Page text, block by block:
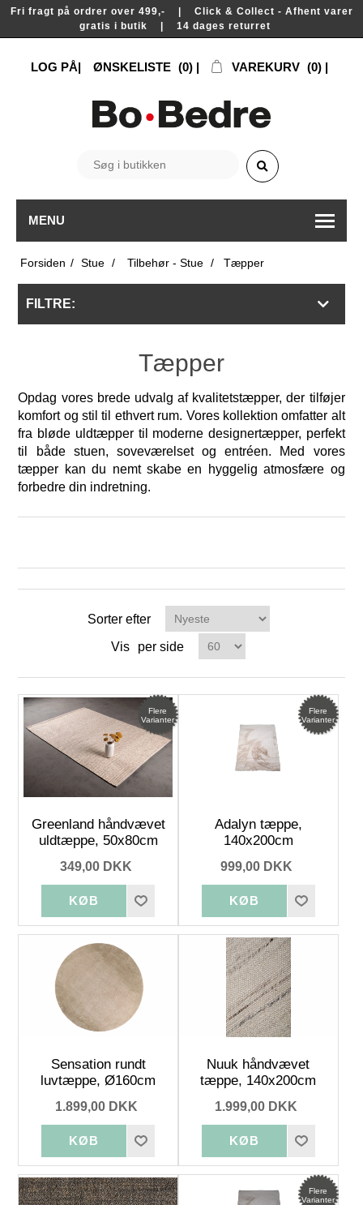
Fri fragt på ordrer over 499,- | Click & Collect - Afhent varer
gratis i butik | 14 dages returret
LOG PÅ ØNSKELISTE (0) VAREKURV (0)
MENU
Forsiden / Stue / Tilbehør - Stue / Tæpper
FILTRE:
Tæpper
Opdag vores brede udvalg af kvalitetstæpper, der tilføjer
komfort og stil til ethvert rum. Vores kollektion omfatter alt
fra bløde uldtæpper til moderne designertæpper, perfekt
til både stuen, soveværelset og entréen. Med vores
tæpper kan du nemt skabe en hyggelig atmosfære og
forbedre din indretning.
Sorter efter
Vis
per side
Flere
Varianter
Greenland håndvævet
uldtæppe, 50x80cm
349,00 DKK
Flere
Varianter
Adalyn tæppe,
140x200cm
999,00 DKK
Sensation rundt
luvtæppe, Ø160cm
1.899,00 DKK
Nuuk håndvævet
tæppe, 140x200cm
1.999,00 DKK
Flere
Varianter